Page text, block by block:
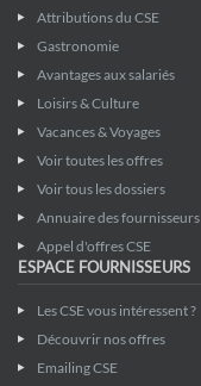
Attributions du CSE
Gastronomie
Avantages aux salariés
Loisirs & Culture
Vacances & Voyages
Voir toutes les offres
Voir tous les dossiers
Annuaire des fournisseurs
Appel d'offres CSE
ESPACE FOURNISSEURS
Les CSE vous intéressent ?
Découvrir nos offres
Emailing CSE